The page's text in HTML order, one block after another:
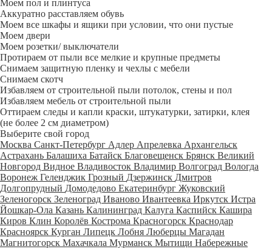
Моем пол и плинтуса
Аккуратно расставляем обувь
Моем все шкафы и ящики при условии, что они пустые
Моем двери
Моем розетки/ выключатели
Протираем от пыли все мелкие и крупные предметы
Снимаем защитную пленку и чехлы с мебели
Снимаем скотч
Избавляем от строительной пыли потолок, стены и пол
Избавляем мебель от строительной пыли
Оттираем следы и капли краски, штукатурки, затирки, клея
(не более 2 см диаметром)
Выберите свой город
Москва Санкт-Петербург Адлер Апрелевка Архангельск
Астрахань Балашиха Батайск Благовещенск Брянск Великий
Новгород Видное Владивосток Владимир Волгоград Вологда
Воронеж Геленджик Грозный Дзержинск Дмитров
Долгопрудный Домодедово Екатеринбург Жуковский
Зеленогорск Зеленоград Иваново Ивантеевка Иркутск Истра
Йошкар-Ола Казань Калининград Калуга Каспийск Кашира
Киров Клин Королёв Кострома Красногорск Краснодар
Красноярск Курган Липецк Лобня Люберцы Магадан
Магнитогорск Махачкала Мурманск Мытищи Набережные